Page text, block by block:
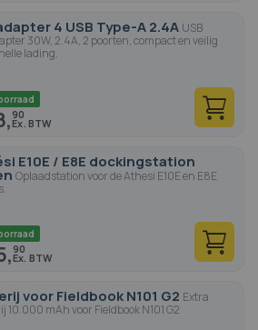
4 USB Type-A 2.4A USB
30W, 2.4A, 2 poorten, compact en veilig
lading.
90
E10E / E8E dockingstation
Oplaadstation voor de Athesi E10E en E8E
90
voor Fieldbook N101 G2 Extra
10.000 mAh voor Fieldbook N101 G2